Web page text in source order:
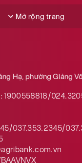
Mở rộng trang
Hạ, phường Giảng
1900558818/
037.353.2345/